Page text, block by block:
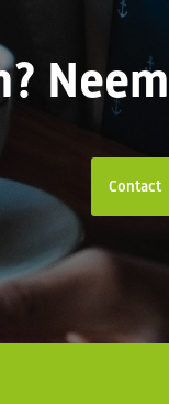
Contact